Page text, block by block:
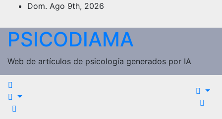
Saltar
contenido
Dom. Ago 9th, 2026
PSICODIAMA
Web de artículos de psicología generados por IA